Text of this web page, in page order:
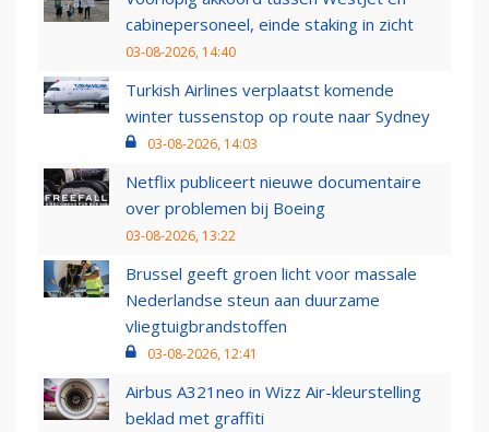
cabinepersoneel, einde staking in zicht
03-08-2026, 14:40
Turkish Airlines verplaatst komende
winter tussenstop op route naar Sydney
03-08-2026, 14:03
Netflix publiceert nieuwe documentaire
over problemen bij Boeing
03-08-2026, 13:22
Brussel geeft groen licht voor massale
Nederlandse steun aan duurzame
vliegtuigbrandstoffen
03-08-2026, 12:41
Airbus A321neo in Wizz Air-kleurstelling
beklad met graffiti